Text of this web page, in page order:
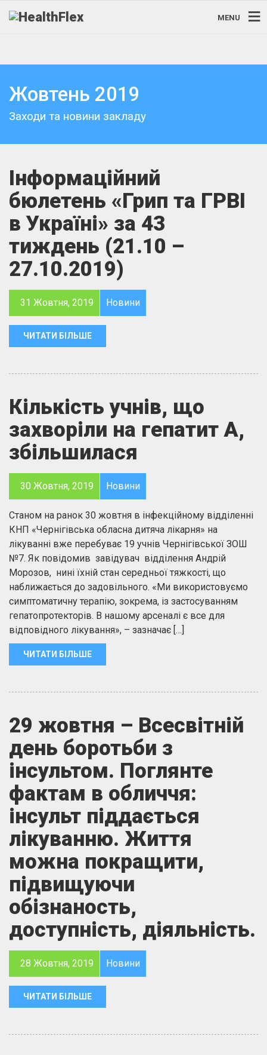
MENU
Жовтень 2019
Заходи та новини закладу
Інформаційний
бюлетень «Грип та ГРВІ
в Україні» за 43
тиждень (21.10 –
27.10.2019)
31 Жовтня, 2019 Новини
ЧИТАТИ БІЛЬШЕ
Кількість учнів, що
захворіли на гепатит А,
збільшилася
30 Жовтня, 2019 Новини
Станом на ранок 30 жовтня в інфекційному відділенні
КНП «Чернігівська обласна дитяча лікарня» на
лікуванні вже перебуває 19 учнів Чернігівської ЗОШ
№7. Як повідомив завідувач відділення Андрій
Морозов, нині їхній стан середньої тяжкості, що
наближається до задовільного. «Ми використовуємо
симптоматичну терапію, зокрема, із застосуванням
гепатопротекторів. В нашому арсеналі є все для
відповідного лікування», – зазначає […]
ЧИТАТИ БІЛЬШЕ
29 жовтня – Всесвітній
день боротьби з
інсультом. Поглянте
фактам в обличчя:
інсульт піддається
лікуванню. Життя
можна покращити,
підвищуючи
обізнаность,
доступність, діяльність.
28 Жовтня, 2019 Новини
ЧИТАТИ БІЛЬШЕ